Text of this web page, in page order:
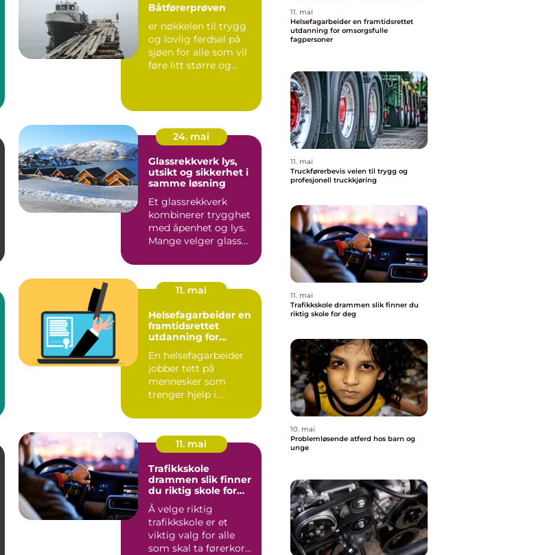
Båtførerprøven
er nøkkelen til trygg
og lovlig ferdsel på
sjøen for alle som vil
føre litt større og
24. mai
Glassrekkverk lys,
utsikt og sikkerhet i
samme løsning
Et glassrekkverk
kombinerer trygghet
med åpenhet og lys.
Mange velger glass
re...
11. mai
Helsefagarbeider en
framtidsrettet
utdanning for
fagpersoner
En helsefagarbeider
jobber tett på
mennesker som
trenger hjelp i
kombinerer praktis...
11. mai
Trafikkskole
drammen slik finner
du riktig skole for
deg
Å velge riktig
trafikkskole er et
viktig valg for alle
som skal ta førerkort.
11. mai
Helsefagarbeider en framtidsrettet
utdanning for omsorgsfulle
fagpersoner
11. mai
Truckførerbevis veien til trygg og
profesjonell truckkjøring
11. mai
Trafikkskole drammen slik finner du
riktig skole for deg
10. mai
Problemløsende atferd hos barn og
unge